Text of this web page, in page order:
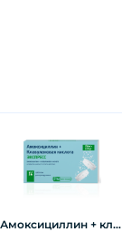
Амоксициллин + клавулановая кислота экспресс Таблетки диспергируемые 250 мг/62,5 мг 14 шт